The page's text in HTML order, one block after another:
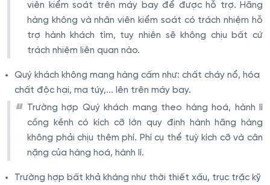
viên kiểm soát trên máy bay để được hỗ trợ. Hãng
hàng không và nhân viên kiểm soát có trách nhiệm hỗ
trợ hành khách tìm, tuy nhiên sẽ không chịu bất cứ
trách nhiệm liên quan nào.
Quý khách không mang hàng cấm như: chất cháy nổ, hóa
chất độc hại, ma túy,... lên trên máy bay.
Trường hợp Quý khách mang theo hàng hoá, hành lí
cồng kềnh có kích cỡ lớn quy định hành hãng hàng
không phải chịu thêm phí. Phí cụ thể tuỳ kích cỡ và cân
nặng của hàng hoá, hành lí.
Trường hợp bất khả kháng như thời thiết xấu, trục trặc kỹ